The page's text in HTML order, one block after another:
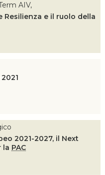
AIV,
Resilienza e il ruolo della
2021-2027, il Next
la PAC